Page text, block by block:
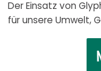
Der Einsatz von
für unsere Umwelt,